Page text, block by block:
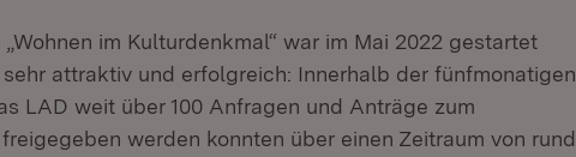
im Kulturdenkmal“ war im Mai 2022 gestartet
attraktiv und erfolgreich: Innerhalb der fünfmonatigen
LAD weit über 100 Anfragen und Anträge zum
werden konnten über einen Zeitraum von rund